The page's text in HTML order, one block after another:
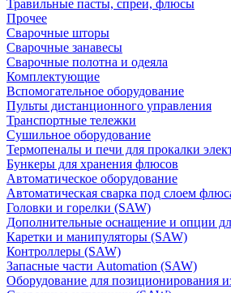
Травильные пасты, спреи, флюсы
Прочее
Сварочные шторы
Сварочные занавесы
Сварочные полотна и одеяла
Комплектующие
Вспомогательное оборудование
Пульты дистанционного управления
Транспортные тележки
Сушильное оборудование
Термопеналы и печи для прокалки
Бункеры для хранения флюсов
Автоматическое оборудование
Автоматическая сварка под слоем
Головки и горелки (SAW)
Дополнительные оснащение и опции
Каретки и манипуляторы (SAW)
Контроллеры (SAW)
Запасные части Automation (SAW)
Оборудование для позиционирования